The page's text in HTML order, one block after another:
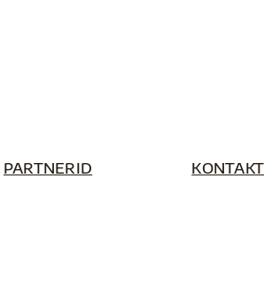
PARTNERID KONTAKT